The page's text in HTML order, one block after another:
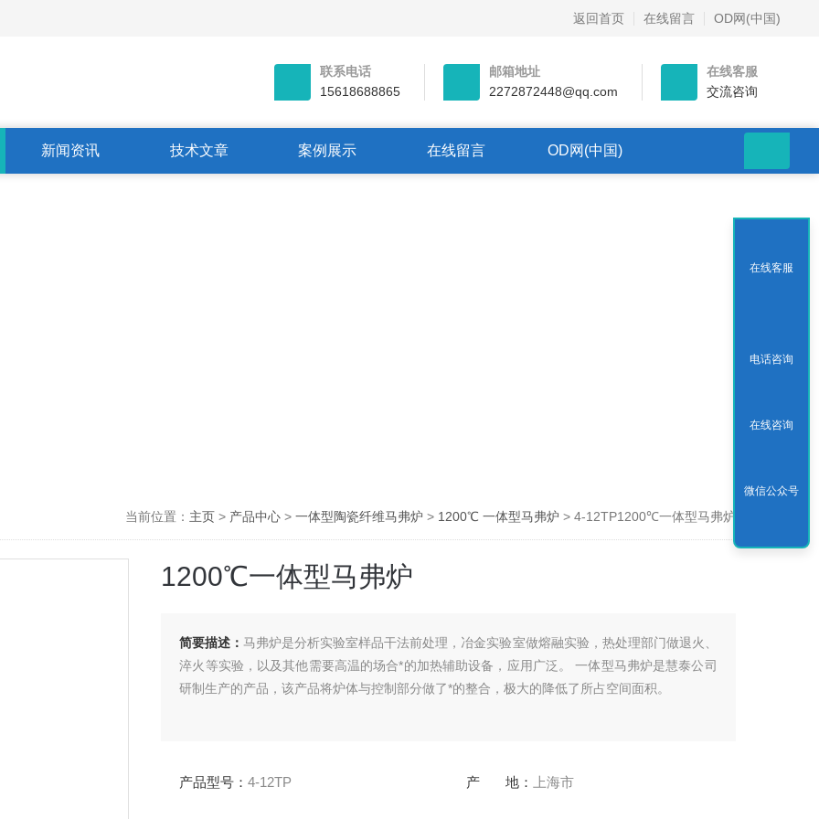
返回首页 在线留言 OD网(中国)
联系电话
15618688865
邮箱地址
2272872448@qq.com
在线客服
交流咨询
新闻资讯 技术文章 案例展示 在线留言 OD网(中国)
当前位置： 主页 > 产品中心> 一体型陶瓷纤维马弗炉 > 1200℃ 一体型马弗炉 > 4-12TP1200℃一体型马弗炉
1200℃一体型马弗炉
简要描述：马弗炉是分析实验室样品干法前处理，冶金实验室做熔融实验，热处理部门做退火、
淬火等实验，以及其他需要高温的场合*的加热辅助设备，应用广泛。 一体型马弗炉是慧泰公司
研制生产的产品，该产品将炉体与控制部分做了*的整合，极大的降低了所占空间面积。
产品型号：4-12TP 产 地： 上海市
在线客服
电话咨询
在线咨询
微信公众号